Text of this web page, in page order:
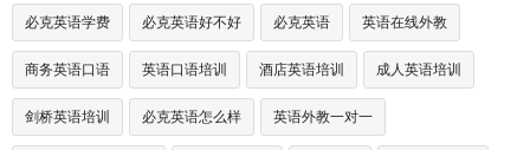
必克英语学费 必克英语好不好 必克英语 英语在线外教
商务英语口语 英语口语培训 酒店英语培训 成人英语培训
剑桥英语培训 必克英语怎么样 英语外教一对一